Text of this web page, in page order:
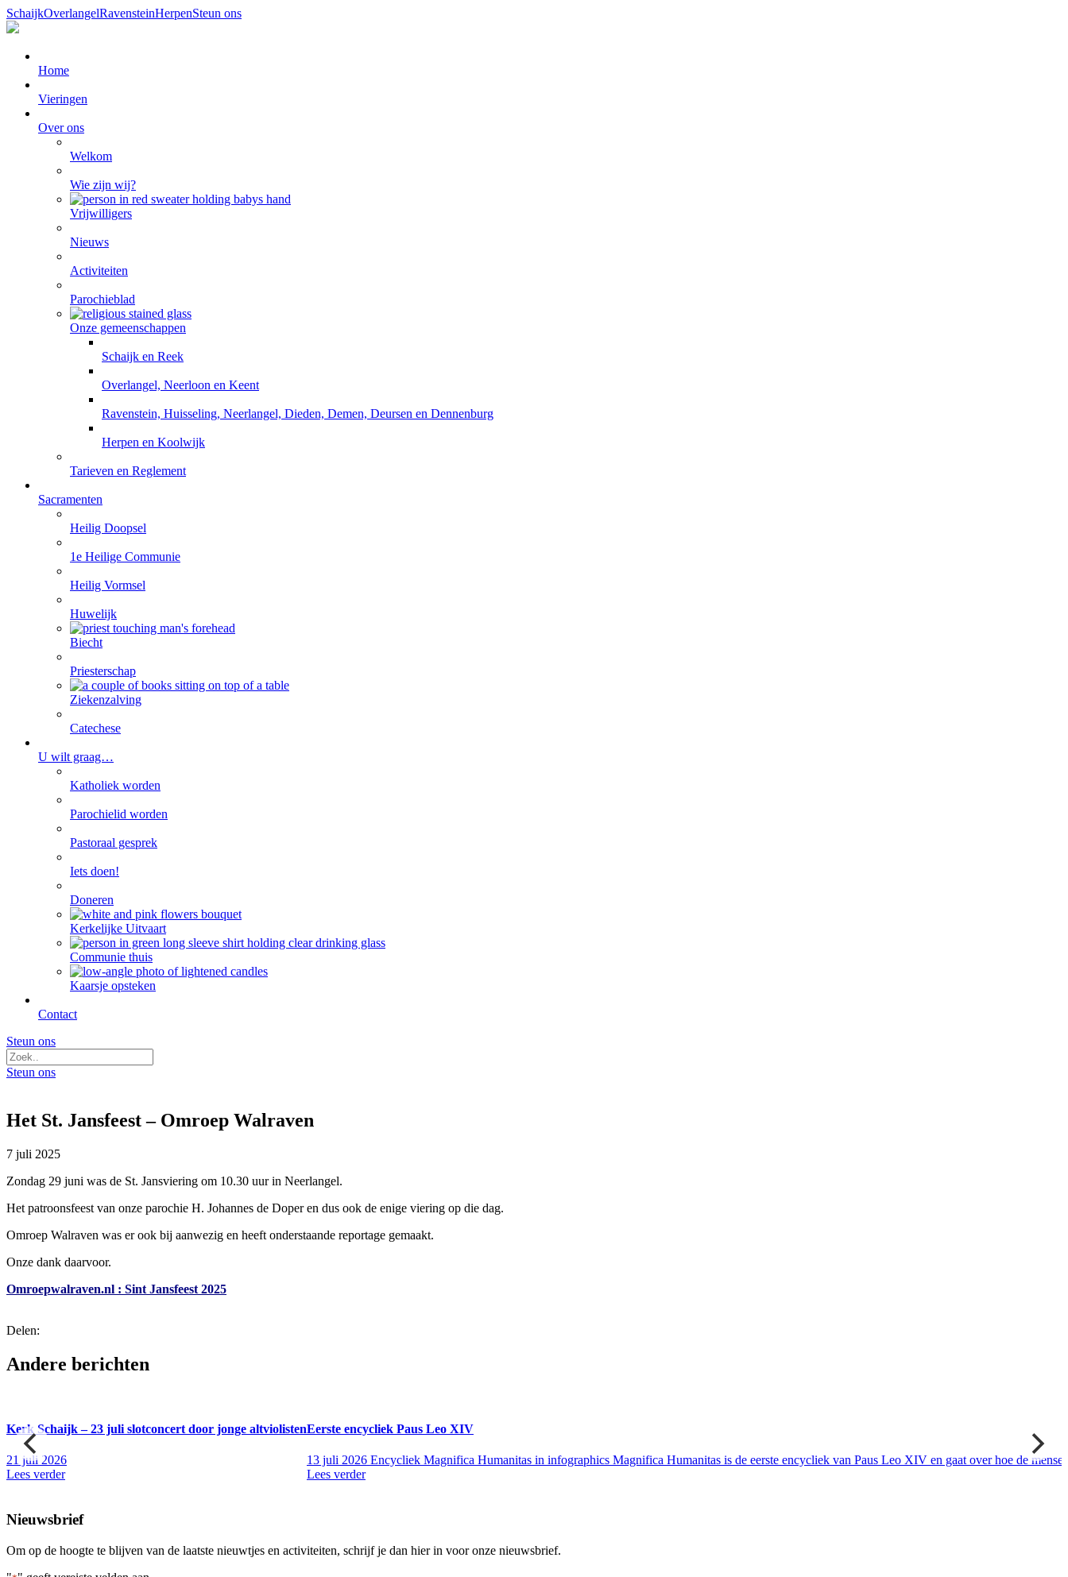
SchaijkOverlangelRavensteinHerpenSteun ons
Home
Vieringen
Over ons
Welkom
Wie zijn wij?
Vrijwilligers
Nieuws
Activiteiten
Parochieblad
Onze gemeenschappen
Schaijk en Reek
Overlangel, Neerloon en Keent
Ravenstein, Huisseling, Neerlangel, Dieden, Demen, Deursen en Dennenburg
Herpen en Koolwijk
Tarieven en Reglement
Sacramenten
Heilig Doopsel
1e Heilige Communie
Heilig Vormsel
Huwelijk
Biecht
Priesterschap
Ziekenzalving
Catechese
U wilt graag…
Katholiek worden
Parochielid worden
Pastoraal gesprek
Iets doen!
Doneren
Kerkelijke Uitvaart
Communie thuis
Kaarsje opsteken
Contact
Steun ons
Steun ons
Het St. Jansfeest – Omroep Walraven
7 juli 2025
Zondag 29 juni was de St. Jansviering om 10.30 uur in Neerlangel.
Het patroonsfeest van onze parochie H. Johannes de Doper en dus ook de enige viering op die dag.
Omroep Walraven was er ook bij aanwezig en heeft onderstaande reportage gemaakt.
Onze dank daarvoor.
Omroepwalraven.nl : Sint Jansfeest 2025
Delen:
Andere berichten
Kerk Schaijk – 23 juli slotconcert door jonge altviolisten
21 juli 2026
Lees verder
Eerste encycliek Paus Leo XIV
13 juli 2026 Encycliek Magnifica Humanitas in infographics Magnifica Humanitas is de eerste en­cy­cliek van Paus Leo XIV en gaat over hoe de
Lees verder
Nieuwsbrief
Om op de hoogte te blijven van de laatste nieuwtjes en activiteiten, schrijf je dan hier in voor onze nieuwsbrief.